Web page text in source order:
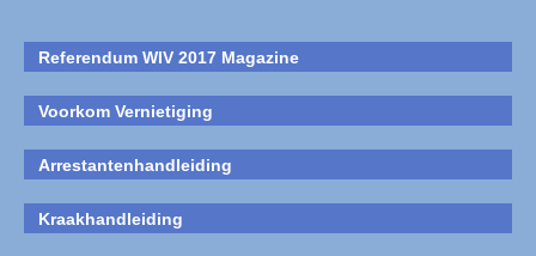
Referendum WIV 2017 Magazine
Voorkom Vernietiging
Arrestantenhandleiding
Kraakhandleiding